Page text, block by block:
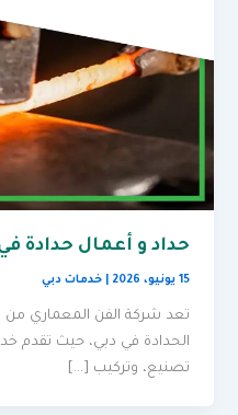
حداد و أعمال حدادة
15 يونيو، 2026 |خدمات دبي
تعد شركة الفن المعماري من
الحدادة في دبي، حيث تقدم
تصنيع، وتركيب […]